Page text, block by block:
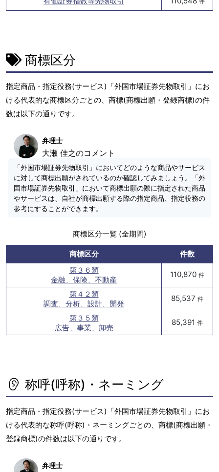
商標区分
指定商品・指定役務(サービス)「外国市場証券先物取引」にお
ける代表的な商標区分ごとの、商標(商標出願・登録商標)の件
数は以下の通りです。
弁理士
大瀬 佳之のコメント
「外国市場証券先物取引」においてどのような商品やサービス
に対して商標出願がされているのか確認してみましょう。「外
国市場証券先物取引」において商標出願の際に指定された商品
やサービスは、自社が商標出願する際の指定商品、指定役務の
参考にすることができます。
商標区分一覧 (全期間)
商標区分
件数
第３６類
金融、保険、不動産
110,870 件
第４２類
調査、分析、設計、開発
85,537 件
第３５類
広告、事業、卸売
85,391 件
称呼(呼称)・ネーミング
指定商品・指定役務(サービス)「外国市場証券先物取引」にお
ける代表的な称呼(呼称)・ネーミングごとの、商標(商標出願・
登録商標)の件数は以下の通りです。
弁理士